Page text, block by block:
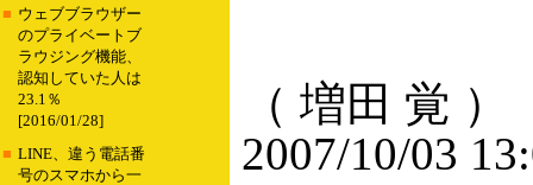
■ ウェブブラウザー
のプライベートブ
ラウジング機能、
認知していた人は
23.1％
[2016/01/28]
■ LINE、違う電話番
号のスマホから一
（ 増田 覚 ）
2007/10/03